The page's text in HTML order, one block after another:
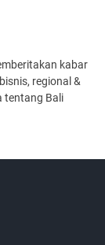
kabar
regional &
tentang Bali